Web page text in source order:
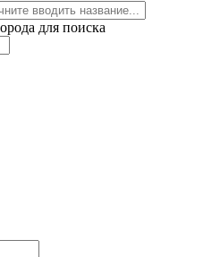
для поиска